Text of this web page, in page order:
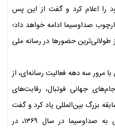
خود را اعلام کرد و گفت از این پس
صداوسیما ادامه خواهد داد؛
حضورها در رسانه ملی
سه دهه فعالیت رسانه‌ای، از
جهانی فوتبال، رقابت‌های
بزرگ بین‌المللی یاد کرد و گفت
برای نخستین‌بار از زمان ورودش به صداوسیما در سال ۱۳۶۹، در